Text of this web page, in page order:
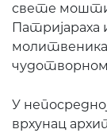
свете мошти
Патријараха
чудотворном
У
врхунац